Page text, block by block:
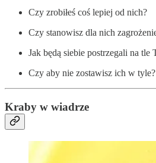
Czy zrobiłeś coś lepiej od nich?
Czy stanowisz dla nich
Jak będą siebie postrzegali na tle
Czy aby nie zostawisz ich w tyle?
Kraby w wiadrze